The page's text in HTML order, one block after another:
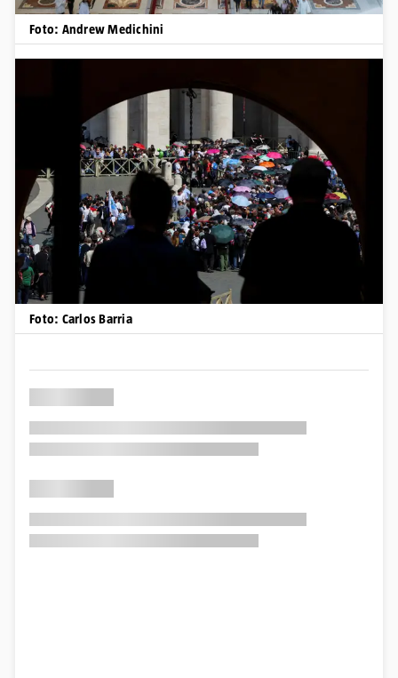
Foto: Andrew Medichini
Foto: Carlos Barria